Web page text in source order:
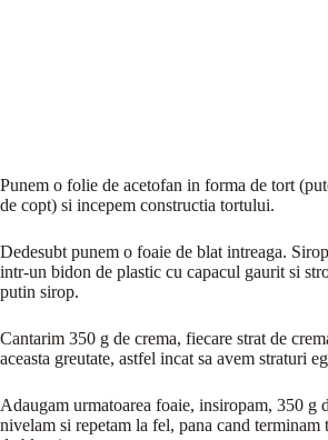
Punem o folie de acetofan in forma de tort
de copt) si incepem constructia tortului.
Dedesubt punem o foaie de blat intreaga.
intr-un bidon de plastic cu capacul gaurit si
putin sirop.
Cantarim 350 g de crema, fiecare strat de
aceasta greutate, astfel incat sa avem straturi
Adaugam urmatoarea foaie, insiropam, 350 g
nivelam si repetam la fel, pana cand terminam